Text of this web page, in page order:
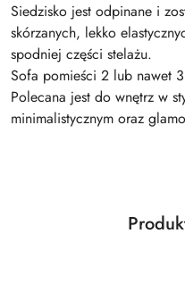
Siedzisko jest odpinane i
skórzanych, lekko
spodniej części stelażu.
Sofa pomieści 2 lub nawet
Polecana jest do wnętrz w
minimalistycznym oraz
Pomiń karuzelę